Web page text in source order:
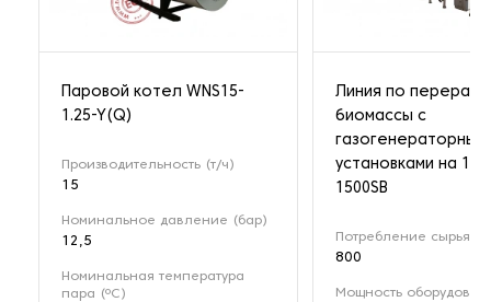
Паровой котел WNS15-
1.25-Y(Q)
Производительность (т/ч)
15
Номинальное давление (бар)
12,5
Номинальная температура
пара (ºС)
Линия по
биомассы с
установками на 1
1500SB
Потребление сырья
800
Мощность